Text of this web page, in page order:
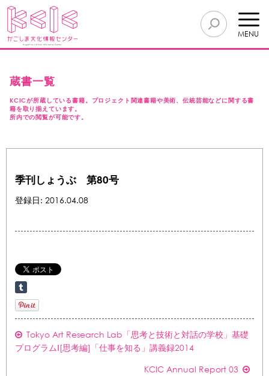
MENU
蔵書一覧
KCICが所蔵している書籍。プロジェクト関連書籍や美術、伝統芸能などに関する書
籍を取り揃えています。
所内での閲覧が可能です。
季刊しょうぶ 第80号
登録日: 2016.04.08
Tokyo Art Research Lab「思考と技術と対話の学校」基礎
プログラムⅠ[思考編]「仕事を知る」講義録2014
KCIC Annual Report 03